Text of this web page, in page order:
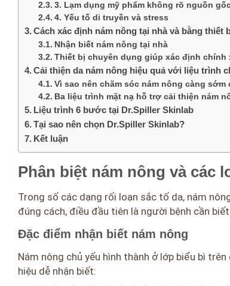
3. Lạm dụng mỹ phẩm không rõ nguồn
4. Yếu tố di truyền và stress
Cách xác định nám nông tại nhà và bằng thiết
Nhận biết nám nông tại nhà
Thiết bị chuyên dụng giúp xác định chính
Cải thiện da nám nông hiệu quả với liệu trình
Vì sao nên chăm sóc nám nông càng sớm
Ba liệu trình mặt nạ hỗ trợ cải thiện nám
Liệu trình 6 bước tại Dr.Spiller Skinlab
Tại sao nên chọn Dr.Spiller Skinlab?
Kết luận
Phân biệt nám nông và các
Trong số các dạng rối loạn sắc tố da, nám
đúng cách, điều đầu tiên là người bệnh cần
Đặc điểm nhận biết nám nông
Nám nông chủ yếu hình thành ở lớp biểu bì
hiệu dễ nhận biết: